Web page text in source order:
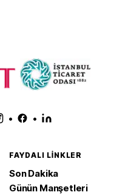
• •
FAYDALI LINKLER
Son Dakika
Günün Manşetleri